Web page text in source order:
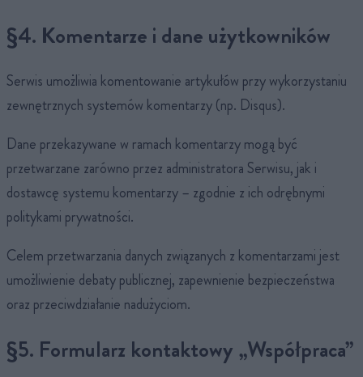
§4. Komentarze i dane użytkowników
Serwis umożliwia komentowanie artykułów przy wykorzystaniu
zewnętrznych systemów komentarzy (np. Disqus).
Dane przekazywane w ramach komentarzy mogą być
przetwarzane zarówno przez administratora Serwisu, jak i
dostawcę systemu komentarzy – zgodnie z ich odrębnymi
politykami prywatności.
Celem przetwarzania danych związanych z komentarzami jest
umożliwienie debaty publicznej, zapewnienie bezpieczeństwa
oraz przeciwdziałanie nadużyciom.
§5. Formularz kontaktowy „Współpraca”